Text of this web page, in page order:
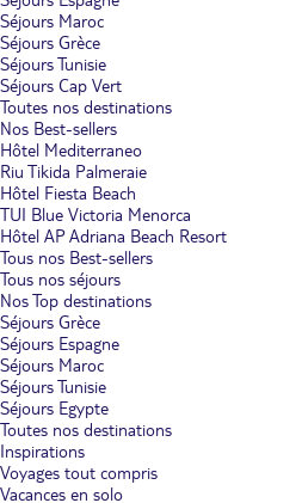
Séjours Maroc
Séjours Grèce
Séjours Tunisie
Séjours Cap Vert
Toutes nos destinations
Nos Best-sellers
Hôtel Mediterraneo
Riu Tikida Palmeraie
Hôtel Fiesta Beach
TUI Blue Victoria Menorca
Hôtel AP Adriana Beach Resort
Tous nos Best-sellers
Tous nos séjours
Nos Top destinations
Séjours Grèce
Séjours Espagne
Séjours Maroc
Séjours Tunisie
Séjours Egypte
Toutes nos destinations
Inspirations
Voyages tout compris
Vacances en solo